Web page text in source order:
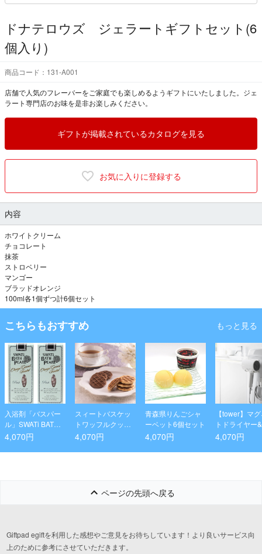
ドナテロウズ ジェラートギフトセット(6
個入り)
商品コード：131-A001
店舗で人気のフレーバーをご家庭でも楽しめるようギフトにいたしました。ジェ
ラート専門店のお味を是非お楽しみください。
ギフトが掲載されているカタログを見る
お気に入りに登録する
内容
ホワイトクリーム
チョコレート
抹茶
ストロベリー
マンゴー
ブラッドオレンジ
100ml各1個ずつ計6個セット
こちらもおすすめ もっと見る
入浴剤「バスパー
ル」SWATi BATH P
EARLⓇ(S 10ｇ) ×
レンジガーネット
4,070円
スィートバスケッ
トワッフルクッキ
ー24個入
4,070円
青森県りんごシャ
ーベット6個セット
4,070円
【tower】マ
トドライヤー
ドホルダー ホ
4,070円
ページの先頭へ戻る
Giftpad egiftを利用した感想やご意見をお待ちしています！より良いサービス向
上のために参考にさせていただきます。